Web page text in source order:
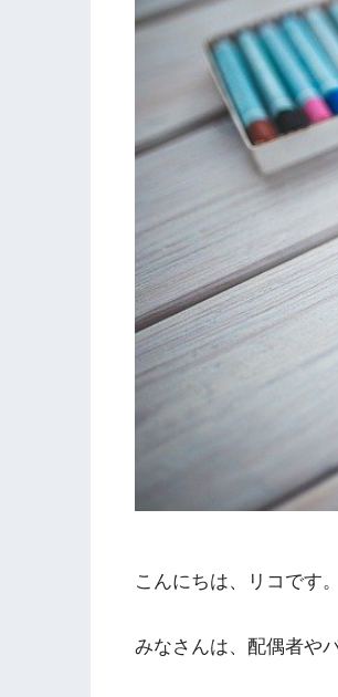
こんにちは、リコです。
みなさんは、配偶者や